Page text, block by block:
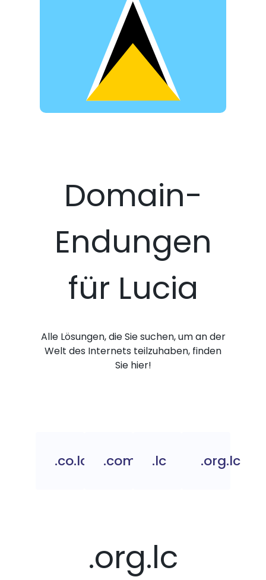
Domain-
Endungen
für Lucia
Alle Lösungen, die Sie suchen, um an der
Welt des Internets teilzuhaben, finden
Sie hier!
.co.lc .com.lc .lc .org.lc
.org.lc